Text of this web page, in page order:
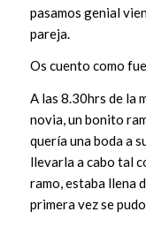
pasamos genial
pareja.
Os cuento como
A las 8.30hrs de la
novia, un bonito
quería una boda a
llevarla a cabo tal
ramo, estaba llena
primera vez se